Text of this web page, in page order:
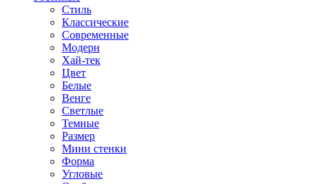
Стиль
Классические
Современные
Модерн
Хай-тек
Цвет
Белые
Венге
Светлые
Темные
Размер
Мини стенки
Форма
Угловые